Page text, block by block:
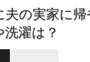
夫の実家に
洗濯は？